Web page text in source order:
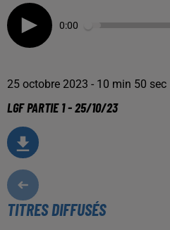
0:00
25 octobre 2023 - 10 min 50 sec
LGF PARTIE 1 - 25/10/23
TITRES DIFFUSÉS